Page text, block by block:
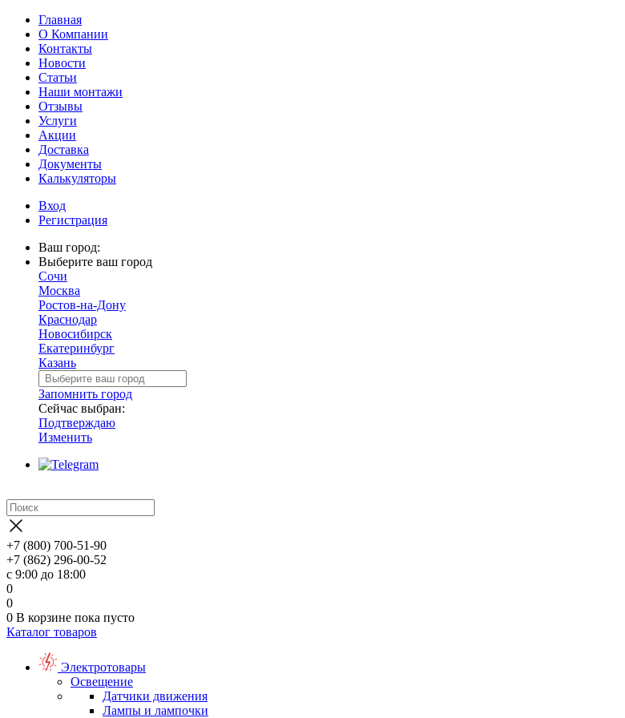
Главная
О Компании
Контакты
Новости
Статьи
Наши монтажи
Отзывы
Услуги
Акции
Доставка
Документы
Калькуляторы
Вход
Регистрация
Ваш город:
Выберите ваш город
Сочи
Москва
Ростов-на-Дону
Краснодар
Новосибирск
Екатеринбург
Казань
Запомнить город
Сейчас выбран:
Подтверждаю
Изменить
+7 (800) 700-51-90
+7 (862) 296-00-52
с 9:00 до 18:00
0
0
0 В корзине пока пусто
Каталог товаров
Электротовары
Освещение
Датчики движения
Лампы и лампочки